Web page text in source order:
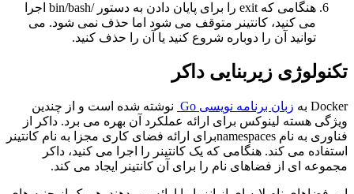
هنگامی که exit را برای پایان دادن به دستور /bin/bash اجرا
می کنید، کانتینر متوقف می شود اما حذف نمی شود. می
توانید آن را دوباره شروع کنید یا آن را حذف کنید.
تکنولوژی زیربنایی داکر
Docker به زبان برنامه نویسی Go
نوشته شده است و از چندین
ویژگی هسته لینوکس برای ارائه عملکرد آن بهره می برد. داکر از
فناوری به نام namespacesبرای ارائه فضای کاری مجزا به نام کانتینر
استفاده می کند. هنگامی که یک کانتینر را اجرا می کنید، داکر
مجموعه ای از فضاهای نام را برای آن کانتینر ایجاد می کند.